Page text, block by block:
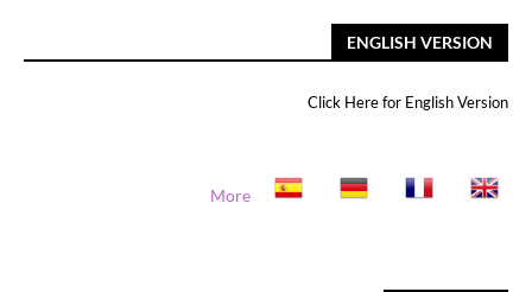
ENGLISH VERSION
Click Here for English Version
More